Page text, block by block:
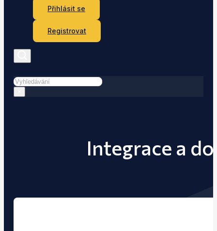
Přihlásit se
Registrovat
Hledat
Integrace a